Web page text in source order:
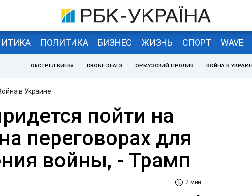
ПОЛИТИКА БИЗНЕС ЖИЗНЬ СПОРТ WAVE
ОБСТРЕЛ КИЕВА DRONE DEALS ОРМУЗСКИЙ ПРОЛИВ ВОЙНА В
в Украине
пойти на
переговорах для
войны, - Трамп
2 мин